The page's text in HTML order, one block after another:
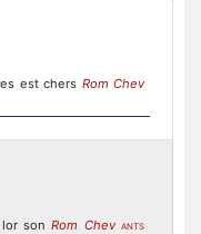
est chers Rom Chev
lor sonRom Chev ANTS